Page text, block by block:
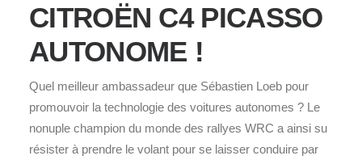
CITROËN C4 PICASSO
AUTONOME !
Quel meilleur ambassadeur que Sébastien Loeb pour
promouvoir la technologie des voitures autonomes ? Le
nonuple champion du monde des rallyes WRC a ainsi su
résister à prendre le volant pour se laisser conduire par